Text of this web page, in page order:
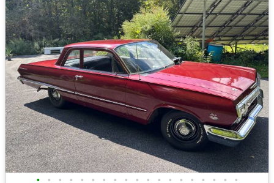
• • • • • • • • • • • • • • • • • • •